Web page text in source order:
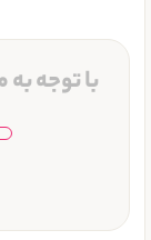
با توجه